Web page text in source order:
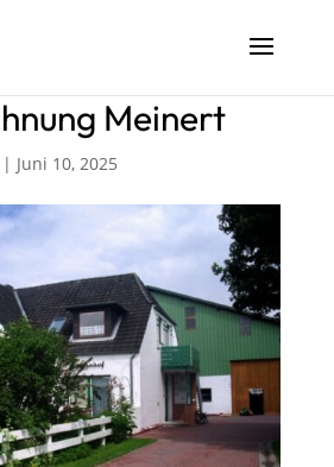
Meinert
| Juni 10, 2025